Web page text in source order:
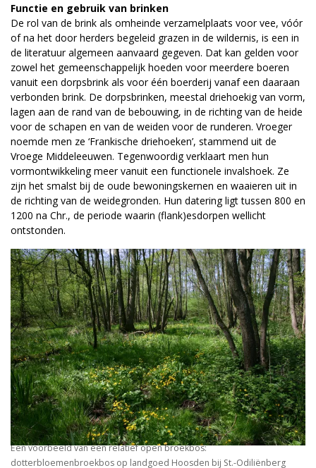
Functie en gebruik van brinken
De rol van de brink als omheinde verzamelplaats voor vee, vóór
of na het door herders begeleid grazen in de wildernis, is een in
de literatuur algemeen aanvaard gegeven. Dat kan gelden voor
zowel het gemeenschappelijk hoeden voor meerdere boeren
vanuit een dorpsbrink als voor één boerderij vanaf een daaraan
verbonden brink. De dorpsbrinken, meestal driehoekig van vorm,
lagen aan de rand van de bebouwing, in de richting van de heide
voor de schapen en van de weiden voor de runderen. Vroeger
noemde men ze ‘Frankische driehoeken’, stammend uit de
Vroege Middeleeuwen. Tegenwoordig verklaart men hun
vormontwikkeling meer vanuit een functionele invalshoek. Ze
zijn het smalst bij de oude bewoningskernen en waaieren uit in
de richting van de weidegronden. Hun datering ligt tussen 800 en
1200 na Chr., de periode waarin (flank)esdorpen wellicht
ontstonden.
Een voorbeeld van een relatief open broekbos:
dotterbloemenbroekbos op landgoed Hoosden bij St.-Odiliënberg